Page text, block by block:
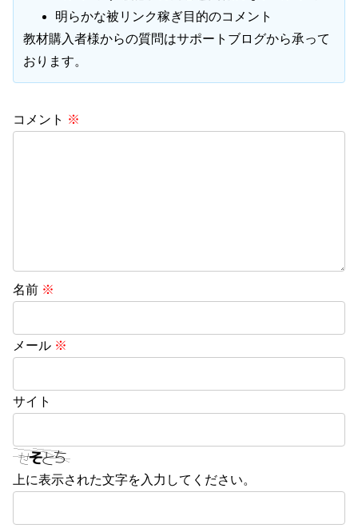
明らかな被リンク稼ぎ目的のコメント
教材購入者様からの質問はサポートブログから承って
おります。
コメント ※
名前 ※
メール ※
サイト
上に表示された文字を入力してください。